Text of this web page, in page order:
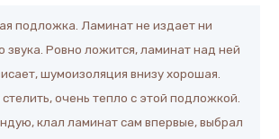
подложка. Ламинат не издает ни
звука. Ровно ложится, ламинат над ней
шумоизоляция внизу хорошая.
очень тепло с этой подложкой.
клал ламинат сам впервые, выбрал